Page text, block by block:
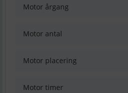
Motor årgang
Motor antal
Motor placering
Motor timer